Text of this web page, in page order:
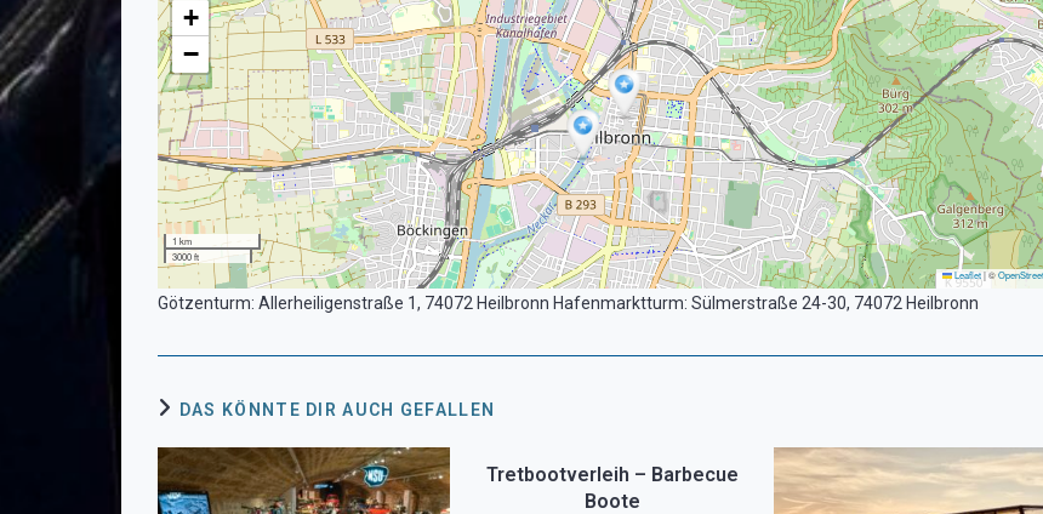
+
−
1 km
3000 ft
Leaflet |©
Götzenturm: Allerheiligenstraße 1, 74072 Heilbronn Hafenmarktturm: Sülmerstraße 24-30, 74072 Heilbronn
DAS KÖNNTE DIR AUCH GEFALLEN
Tretbootverleih – Barbecue
Boote